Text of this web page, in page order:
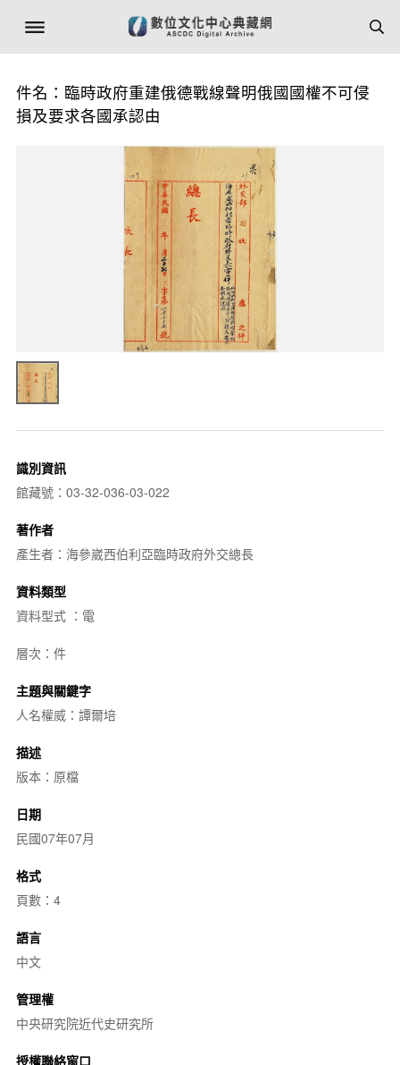
件名：臨時政府重建俄德戰線聲明俄國國權不可侵
損及要求各國承認由
識別資訊
館藏號：03-32-036-03-022
著作者
產生者：海參崴西伯利亞臨時政府外交總長
資料類型
資料型式 ：電
層次：件
主題與關鍵字
人名權威：譚爾培
描述
版本：原檔
日期
民國07年07月
格式
頁數：4
語言
中文
管理權
中央研究院近代史研究所
授權聯絡窗口